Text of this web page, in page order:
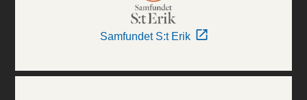
Samfundet S:t Erik